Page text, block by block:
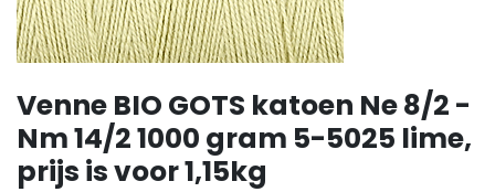
Venne BIO GOTS katoen Ne 8/2 -
Nm 14/2 1000 gram 5-5025 lime,
prijs is voor 1,15kg